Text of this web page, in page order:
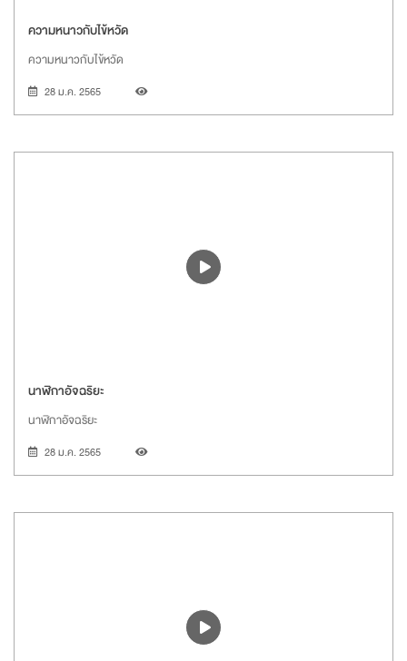
ความหนาวกับไข้หวัด
ความหนาวกับไข้หวัด
28 ม.ค. 2565
นาฬิกาอัจฉริยะ
นาฬิกาอัจฉริยะ
28 ม.ค. 2565